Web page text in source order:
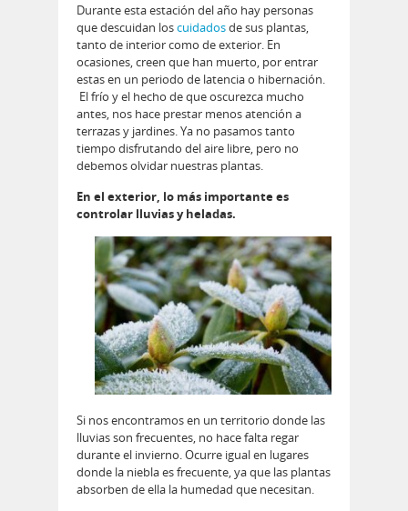
Durante esta estación del año hay personas
que descuidan loscuidadosde sus plantas,
tanto de interior como de exterior. En
ocasiones, creen que han muerto, por entrar
estas en un periodo de latencia o hibernación.
El frío y el hecho de que oscurezca mucho
antes, nos hace prestar menos atención a
terrazas y jardines. Ya no pasamos tanto
tiempo disfrutando del aire libre, pero no
debemos olvidar nuestras plantas.
En el exterior, lo más importante es
controlar lluvias y heladas.
Si nos encontramos en un territorio donde las
lluvias son frecuentes, no hace falta regar
durante el invierno. Ocurre igual en lugares
donde la niebla es frecuente, ya que las plantas
absorben de ella la humedad que necesitan.